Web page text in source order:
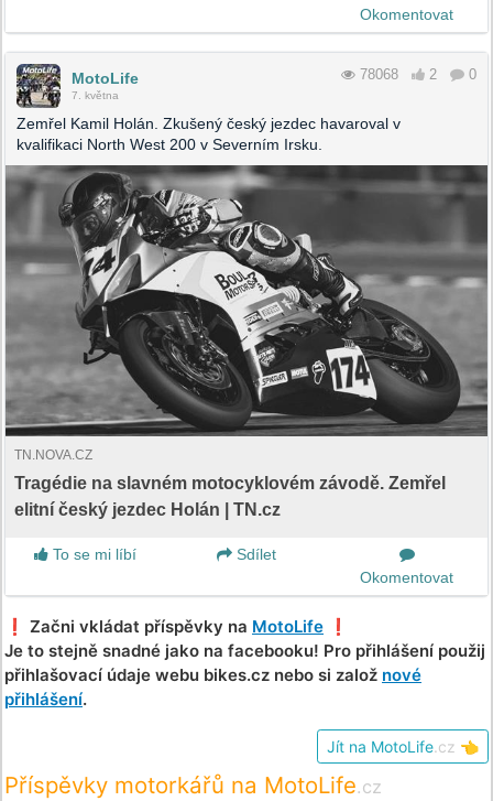
Okomentovat
MotoLife
7. května
78068 2 0
Zemřel Kamil Holán. Zkušený český jezdec havaroval v
kvalifikaci North West 200 v Severním Irsku.
TN.NOVA.CZ
Tragédie na slavném motocyklovém závodě. Zemřel
elitní český jezdec Holán | TN.cz
To se mi líbí
Sdílet
Okomentovat
❗️ Začni vkládat příspěvky na MotoLife ❗️
Je to stejně snadné jako na facebooku! Pro přihlášení použij
přihlašovací údaje webu bikes.cz nebo si založ nové
přihlášení.
Jít na MotoLife .cz 👈
Příspěvky motorkářů na MotoLife.cz